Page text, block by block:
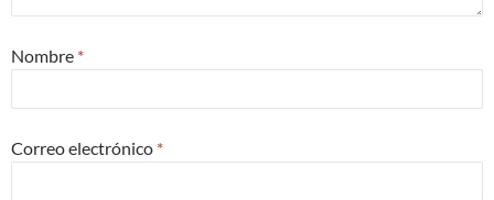
Nombre *
Correo electrónico *